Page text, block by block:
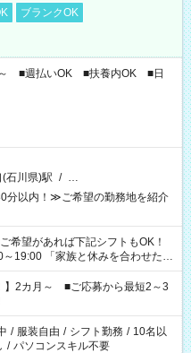
ブランクOK
～ ■週払いOK ■扶養内OK ■日
(石川県)駅 / …
分以内！≫ご希望の勤務地を紹介
みを合わせた
備がしたい」 「できれば残業はし
さいね。 ※Wワーク希望
する勤務時間と、もう1つのお仕事
を超える場合は応募できません。
】2カ月～ ■ご応募から最短2～3
/ 服装自由 / シフト勤務 / 10名以
/ パソコンスキル不要